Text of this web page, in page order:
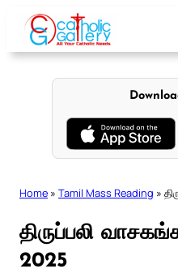
content
Home » Tamil Mass Reading »
திருப்பலி
2025